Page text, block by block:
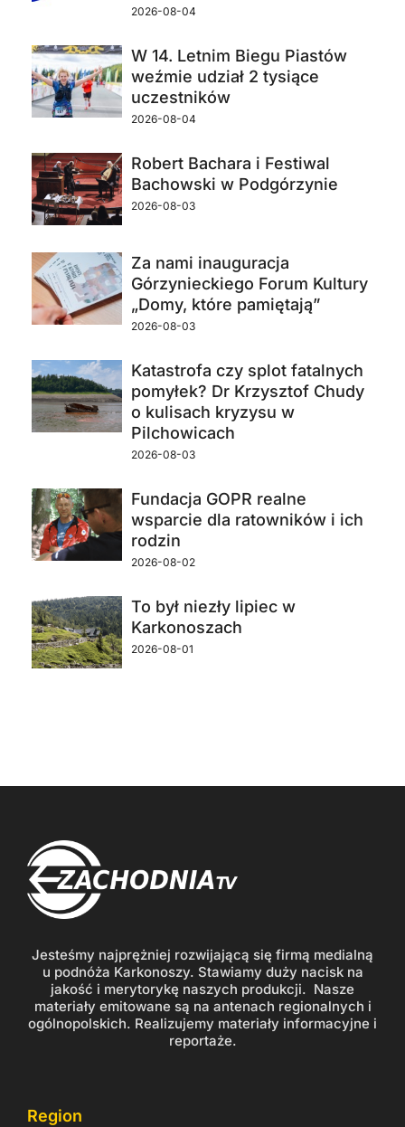
2026-08-04
W 14. Letnim Biegu Piastów
weźmie udział 2 tysiące
uczestników
2026-08-04
Robert Bachara i Festiwal
Bachowski w Podgórzynie
2026-08-03
Za nami inauguracja
Górzynieckiego Forum Kultury
„Domy, które pamiętają”
2026-08-03
Katastrofa czy splot fatalnych
pomyłek? Dr Krzysztof Chudy
o kulisach kryzysu w
Pilchowicach
2026-08-03
Fundacja GOPR realne
wsparcie dla ratowników i ich
rodzin
2026-08-02
To był niezły lipiec w
Karkonoszach
2026-08-01
Jesteśmy najprężniej rozwijającą się firmą medialną
u podnóża Karkonoszy. Stawiamy duży nacisk na
jakość i merytorykę naszych produkcji. Nasze
materiały emitowane są na antenach regionalnych i
ogólnopolskich. Realizujemy materiały informacyjne i
reportaże.
Region